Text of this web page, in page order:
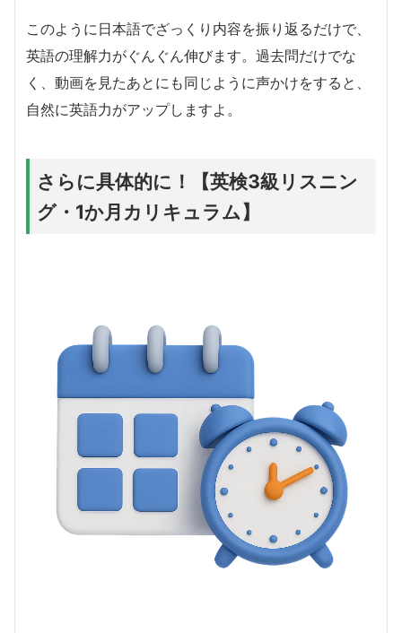
このように日本語でざっくり内容を振り返るだけで、
英語の理解力がぐんぐん伸びます。過去問だけでな
く、動画を見たあとにも同じように声かけをすると、
自然に英語力がアップしますよ。
さらに具体的に！【英検3級リスニン
グ・1か月カリキュラム】